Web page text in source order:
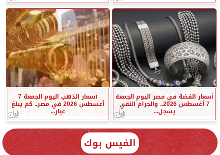
أسعار الفضة في مصر اليوم الجمعة
7 أغسطس 2026.. والجرام النقي
يسجل...
أسعار الذهب اليوم الجمعة 7
أغسطس 2026 في مصر.. كم يبلغ
عيار...
الفيس بوك